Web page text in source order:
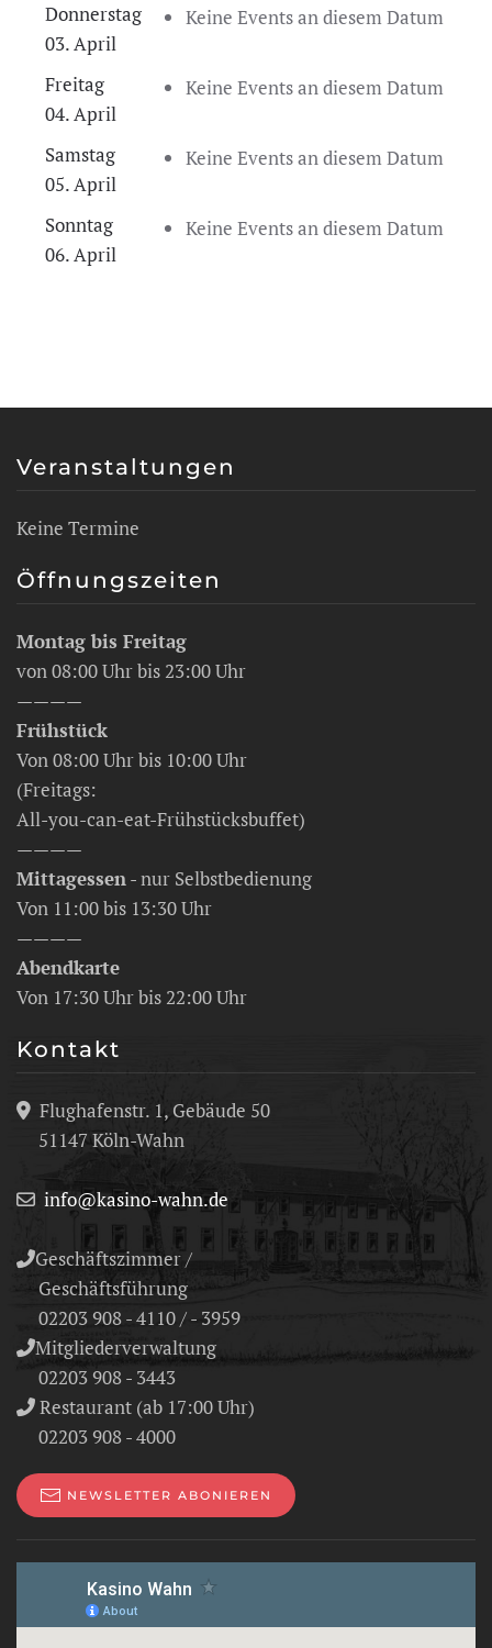
Donnerstag
03. April
Keine Events an diesem Datum
Freitag
04. April
Keine Events an diesem Datum
Samstag
05. April
Keine Events an diesem Datum
Sonntag
06. April
Keine Events an diesem Datum
Veranstaltungen
Keine Termine
Öffnungszeiten
Montag bis Freitag
von 08:00 Uhr bis 23:00 Uhr
————
Frühstück
Von 08:00 Uhr bis 10:00 Uhr
(Freitags:
All-you-can-eat-Frühstücksbuffet)
————
Mittagessen- nur Selbstbedienung
Von 11:00 bis 13:30 Uhr
————
Abendkarte
Von 17:30 Uhr bis 22:00 Uhr
Kontakt
Flughafenstr. 1, Gebäude 50
51147 Köln-Wahn
info@kasino-wahn.de
Geschäftszimmer /
Geschäftsführung
02203 908 - 4110 / - 3959
Mitgliederverwaltung
02203 908 - 3443
Restaurant (ab 17:00 Uhr)
02203 908 - 4000
NEWSLETTER ABONIEREN